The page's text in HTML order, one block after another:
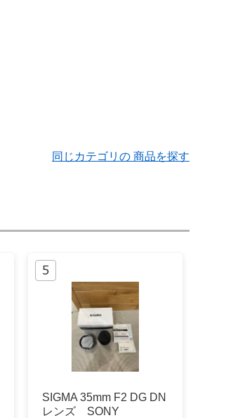
同じカテゴリの 商品を探す
SIGMA 35mm F2 DG DN
レンズ SONY